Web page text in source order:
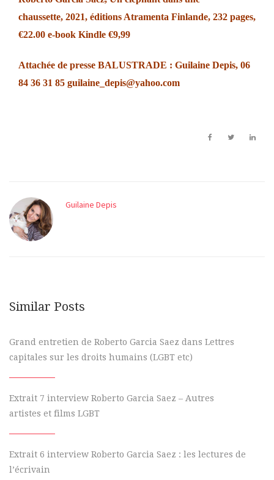
chaussette, 2021, éditions Atramenta Finlande, 232 pages,
€22.00 e-book Kindle €9,99
Attachée de presse BALUSTRADE : Guilaine Depis, 06
84 36 31 85 guilaine_depis@yahoo.com
Guilaine Depis
Similar Posts
Grand entretien de Roberto Garcia Saez dans Lettres
capitales sur les droits humains (LGBT etc)
Extrait 7 interview Roberto Garcia Saez – Autres
artistes et films LGBT
Extrait 6 interview Roberto Garcia Saez : les lectures de
l’écrivain